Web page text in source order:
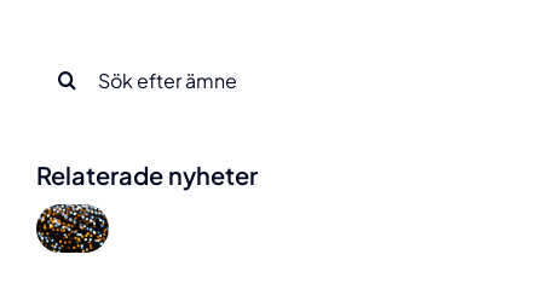
Sök
efter:
Relaterade nyheter